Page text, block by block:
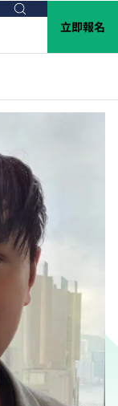
搜尋
立即報名